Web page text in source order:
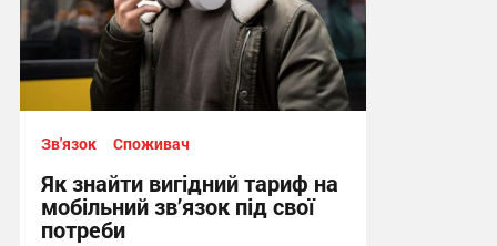
Зв'язок Споживач
Як знайти вигідний тариф на
мобільний зв’язок під свої
потреби